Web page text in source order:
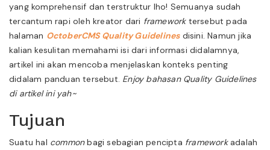
yang komprehensif dan terstruktur lho! Semuanya sudah
tercantum rapi oleh kreator dari frameworktersebut pada
halaman OctoberCMS Quality Guidelinesdisini. Namun jika
kalian kesulitan memahami isi dari informasi didalamnya,
artikel ini akan mencoba menjelaskan konteks penting
didalam panduan tersebut. Enjoy bahasan Quality Guidelines
di artikel ini yah~
Tujuan
Suatu hal commonbagi sebagian pencipta frameworkadalah